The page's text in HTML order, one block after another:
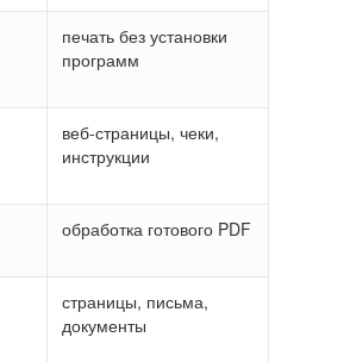
печать без установки
программ
веб-страницы, чеки,
инструкции
обработка готового PDF
страницы, письма,
документы